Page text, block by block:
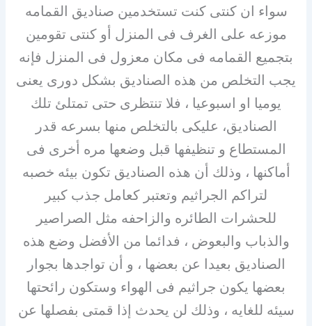
سواء ان كنتى كنت تستخدمين صناديق القمامه
موزعه على الغرف فى المنزل أو كنتى تقومين
بتجميع القمامه فى مكان معزول فى المنزل فإنه
يجب التخلص من هذه الصناديق بشكل دورى يعنى
يوميا او اسبوعيا ، فلا تنتظرى حتى تمتلئ تلك
الصناديق، عليكى بالتخلص منها بسرعه قدر
المستطاع و تنظيفها قبل وضعها مره أخرى فى
أماكنها ، وذلك أن هذه الصناديق تكون بيئه خصبه
لتراكم الجراثيم وتعتبر كعامل جذب كبير
للحشرات الطائره والزاحفه مثل الصراصير
والذباب والبعوض ، فدائما من الأفضل وضع هذه
الصناديق بعيدا عن بعضها ، و أن تواجدها بجوار
بعضها يكون جراثيم فى الهواء وستكون رائحتها
سيئه للغايه ، وذلك لن يحدث إذا قمتى بفصلها عن